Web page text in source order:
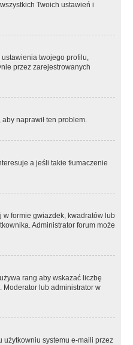
Twoich ustawień i
ustawienia twojego profilu,
przez zarejestrowanych
naprawił ten problem.
a jeśli takie tłumaczenie
formie gwiazdek, kwadratów lub
Administrator forum może
rang aby wskazać liczbę
Moderator lub administrator w
użytkowniu systemu e-maili przez